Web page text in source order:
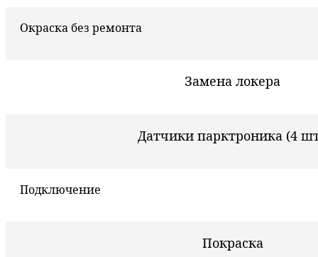
Окраска без ремонта
Замена локера
Датчики парктроника (4
Подключение
Покраска